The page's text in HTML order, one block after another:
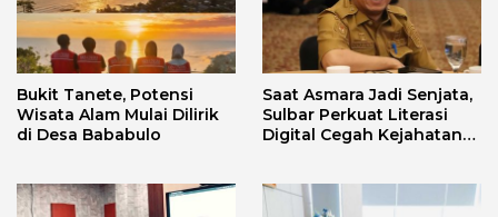
Bukit Tanete, Potensi
Wisata Alam Mulai Dilirik
di Desa Bababulo
Saat Asmara Jadi Senjata,
Sulbar Perkuat Literasi
Digital Cegah Kejahatan